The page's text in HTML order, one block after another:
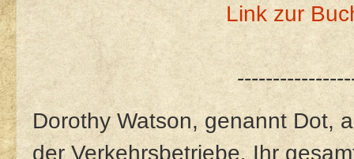
Link zur
Dorothy Watson, genannt Dot,
der Verkehrsbetriebe. Ihr